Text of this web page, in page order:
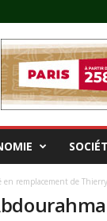
remplacement de